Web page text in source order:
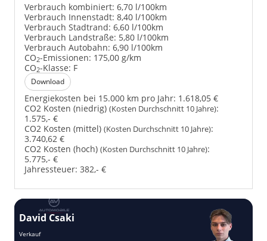
Verbrauch kombiniert: 6,70 l/100km
Verbrauch Innenstadt: 8,40 l/100km
Verbrauch Stadtrand: 6,60 l/100km
Verbrauch Landstraße: 5,80 l/100km
Verbrauch Autobahn: 6,90 l/100km
CO2-Emissionen: 175,00 g/km
CO2-Klasse: F
Download
Energiekosten bei 15.000 km pro Jahr: 1.618,05 €
CO2 Kosten (niedrig) (Kosten Durchschnitt 10 Jahre):
1.575,- €
CO2 Kosten (mittel) (Kosten Durchschnitt 10 Jahre):
3.740,62 €
CO2 Kosten (hoch) (Kosten Durchschnitt 10 Jahre):
5.775,- €
Jahressteuer: 382,- €
David Csaki
Verkauf